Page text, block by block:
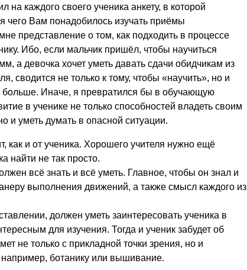
на каждого своего ученика анкету, в которой
чего Вам понадобилось изучать приёмы
представление о том, как подходить в процессе
Ибо, если мальчик пришёл, чтобы научиться
а девочка хочет уметь давать сдачи обидчикам из
сводится не только к тому, чтобы «научить», но и
больше. Иначе, я превратился бы в обучающую
в ученике не только способностей владеть своим
и уметь думать в опасной ситуации.
как и от ученика. Хорошего учителя нужно ещё
найти не так просто.
всё знать и всё уметь. Главное, чтобы он знал и
выполнения движений, а также смысл каждого из
должен уметь заинтересовать ученика в
для изучения. Тогда и ученик забудет об
не только с прикладной точки зрения, но и
например, ботанику или вышивание.